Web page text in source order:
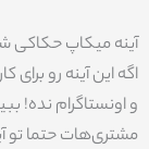
آینه میکاپ حکاکی
اگه این آینه رو برای
و اونستاگرام نده!
مشتری‌هات حتما تو